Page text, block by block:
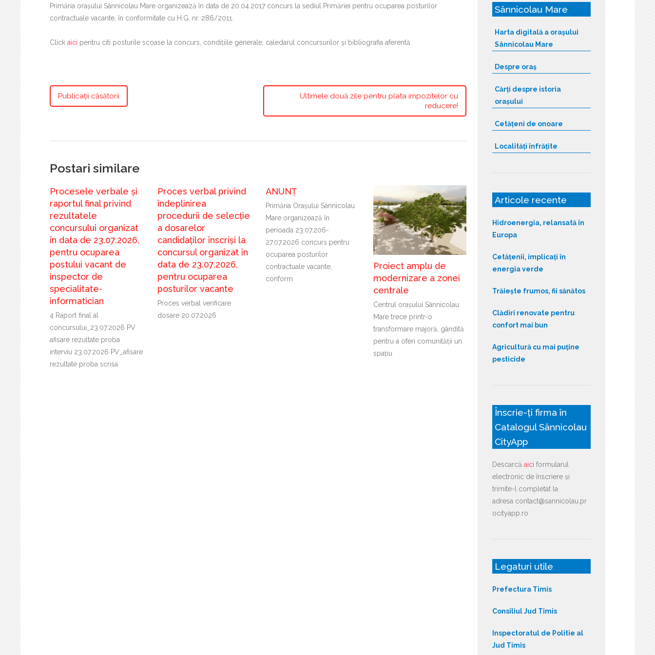
Primăria oraşului Sânnicolau Mare organizează în data de 20.04.2017 concurs la sediul Primăriei pentru ocuparea posturilor
contractuale vacante, în conformitate cu H.G. nr. 286/2011.
Click aici pentru citi posturile scoase la concurs, condițiile generale, caledarul concursurilor și bibliografia aferentă.
Publicații căsătorii
Ultimele două zile pentru plata impozitelor cu
reducere!
Postari similare
Procesele verbale și
raportul final privind
rezultatele
concursului organizat
în data de 23.07.2026,
pentru ocuparea
postului vacant de
inspector de
specialitate-
informatician
4 Raport final al
concursului_23.07.2026 PV
afisare rezultate proba
interviu 23.07.2026 PV_afisare
rezultate proba scrisa
Proces verbal privind
îndeplinirea
procedurii de selecție
a dosarelor
candidaților înscriși la
concursul organizat în
data de 23.07.2026,
pentru ocuparea
posturilor vacante
Proces verbal verificare
dosare 20.07.2026
ANUNȚ
Primăria Oraşului Sânnicolau
Mare organizează în
perioada 23.07.206-
27.07.2026 concurs pentru
ocuparea posturilor
contractuale vacante,
conform
Proiect amplu de
modernizare a zonei
centrale
Centrul orașului Sânnicolau
Mare trece printr-o
transformare majoră, gândită
pentru a oferi comunității un
spațiu
Sânnicolau Mare
Harta digitală a orașului
Sânnicolau Mare
Despre oraș
Cărți despre istoria
orașului
Cetățeni de onoare
Localități înfrățite
Articole recente
Hidroenergia, relansată în
Europa
Cetățenii, implicați în
energia verde
Trăiește frumos, fii sănătos
Clădiri renovate pentru
confort mai bun
Agricultură cu mai puține
pesticide
Înscrie-ți firma în
Catalogul Sânnicolau
CityApp
Descarcă aici formularul
electronic de înscriere și
trimite-l completat la
adresa contact@sannicolau.pr
ocityapp.ro
Legaturi utile
Prefectura Timis
Consiliul Jud Timis
Inspectoratul de Politie al
Jud Timis